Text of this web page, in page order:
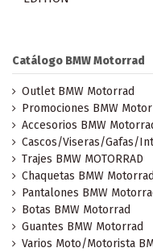
Catálogo BMW Motorrad
Outlet BMW Motorrad
Promociones BMW
Accesorios BMW
Cascos/Viseras/Gafas/
Trajes BMW MOTORRAD
Chaquetas BMW Motorrad
Pantalones BMW
Botas BMW Motorrad
Guantes BMW Motorrad
Varios Moto/Motorista